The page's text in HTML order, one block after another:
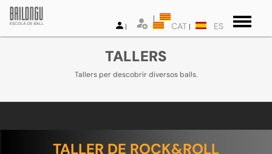
CAT ES
TALLERS
Tallers per descobrir diversos balls.
TALLER DE ROCK&ROLL